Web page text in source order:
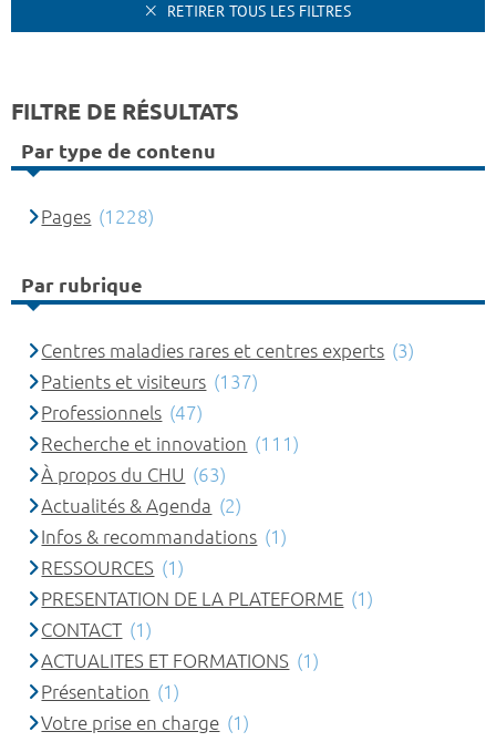
RETIRER TOUS LES FILTRES
FILTRE DE RÉSULTATS
Par type de contenu
Pages (1228)
Par rubrique
Centres maladies rares et centres experts (3)
Patients et visiteurs (137)
Professionnels (47)
Recherche et innovation (111)
À propos du CHU (63)
Actualités & Agenda (2)
Infos & recommandations (1)
RESSOURCES (1)
PRESENTATION DE LA PLATEFORME (1)
CONTACT (1)
ACTUALITES ET FORMATIONS (1)
Présentation (1)
Votre prise en charge (1)